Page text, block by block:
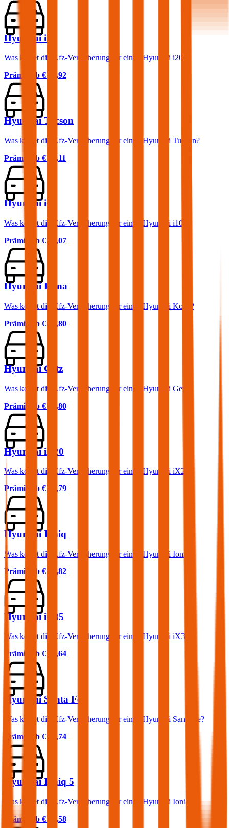
Hyundai i20
Was kostet die Kfz-Versicherung für einen Hyundai i20?
Prämie ab € 34,92
Hyundai Tucson
Was kostet die Kfz-Versicherung für einen Hyundai Tucson?
Prämie ab € 61,11
Hyundai i10
Was kostet die Kfz-Versicherung für einen Hyundai i10?
Prämie ab € 31,07
Hyundai Kona
Was kostet die Kfz-Versicherung für einen Hyundai Kona?
Prämie ab € 24,80
Hyundai Getz
Was kostet die Kfz-Versicherung für einen Hyundai Getz?
Prämie ab € 33,80
Hyundai iX20
Was kostet die Kfz-Versicherung für einen Hyundai iX20?
Prämie ab € 40,79
Hyundai Ioniq
Was kostet die Kfz-Versicherung für einen Hyundai Ioniq?
Prämie ab € 19,82
Hyundai iX35
Was kostet die Kfz-Versicherung für einen Hyundai iX35?
Prämie ab € 48,64
Hyundai Santa Fe
Was kostet die Kfz-Versicherung für einen Hyundai Santa Fe?
Prämie ab € 76,74
Hyundai Ioniq 5
Was kostet die Kfz-Versicherung für einen Hyundai Ioniq 5?
Prämie ab € 43,58